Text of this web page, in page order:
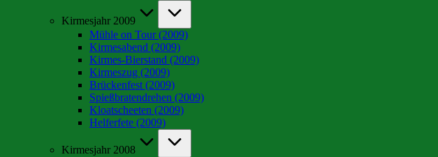
Kirmesjahr 2009
Mühle on Tour (2009)
Kirmesabend (2009)
Kirmes-Bierstand (2009)
Kirmeszug (2009)
Brückenfest (2009)
Spießbratendrehen (2009)
Kloatscheeten (2009)
Helferfete (2009)
Kirmesjahr 2008